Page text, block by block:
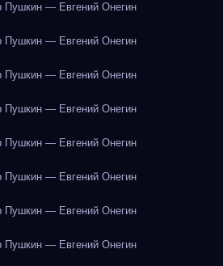
Пушкин — Евгений Онегин
Пушкин — Евгений Онегин
Пушкин — Евгений Онегин
Пушкин — Евгений Онегин
Пушкин — Евгений Онегин
Пушкин — Евгений Онегин
Пушкин — Евгений Онегин
Пушкин — Евгений Онегин